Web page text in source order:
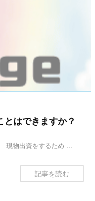
はできますか？
現物出資をするため ...
記事を読む